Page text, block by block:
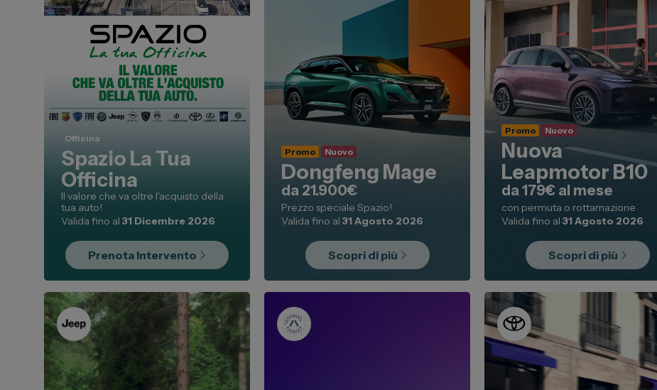
Officina
Spazio La Tua
Officina
Il valore che va oltre l'acquisto della
tua auto!
Valida fino al 31 Dicembre 2026
Prenota Intervento
Promo Nuovo
Dongfeng Mage
da 21.900€
Prezzo speciale Spazio!
Valida fino al 31 Agosto 2026
Scopri di più
Promo Nuovo
Nuova
Leapmotor B10
da 179€ al mese
con permuta o rottamazione
Valida fino al 31 Agosto 2026
Scopri di più